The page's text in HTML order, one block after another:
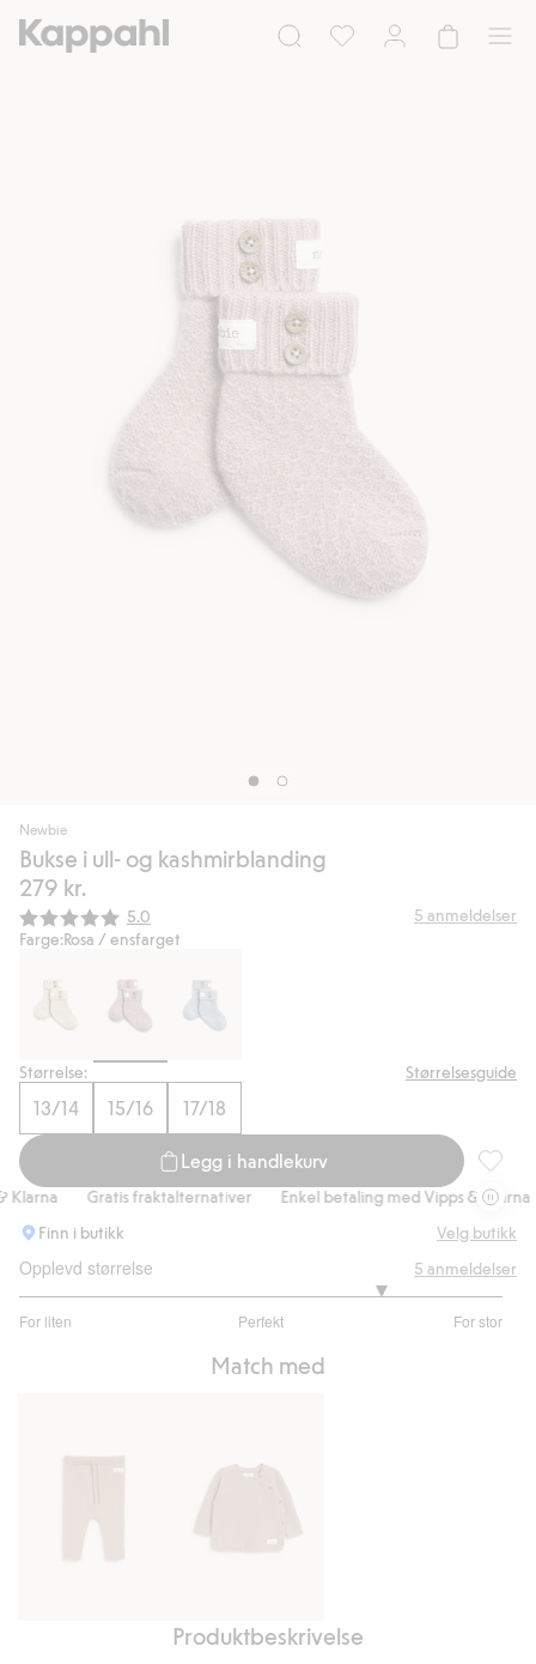
Newbie
Bukse i ull- og kashmirblanding
279 kr.
Gjennomsnittskarakter:
5.0 5 anmeldelser
Farge:Rosa / ensfarget
Størrelse: Størrelsesguide
13/14 15/16 17/18
Legg i handlekurv
Gratis fraktalternativer
Enkel betaling med Vipps & Klarna
Finn i butikk
Velg butikk
Opplevd størrelse
For liten Perfekt For stor
av
5 anmeldelser
Match med
Cardigan
Produktbeskrivelse